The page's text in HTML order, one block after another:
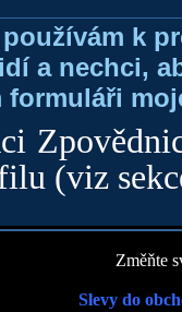
k
a nechci,
(viz
Změňte
Slevy do